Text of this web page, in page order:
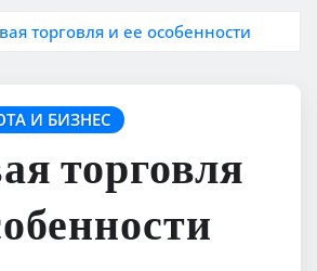
торговля и ее особенности
И БИЗНЕС
торговля